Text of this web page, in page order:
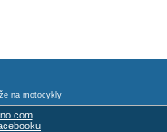
na motocykly